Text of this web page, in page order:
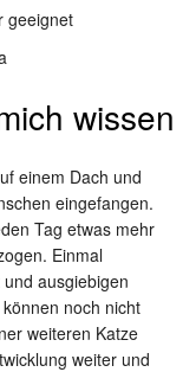
geeignet
wissen
einem Dach und
eingefangen.
Tag etwas mehr
Einmal
ausgiebigen
noch nicht
weiteren Katze
weiter und